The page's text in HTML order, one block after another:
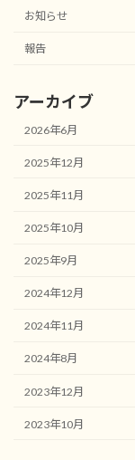
お知らせ
報告
アーカイブ
2026年6月
2025年12月
2025年11月
2025年10月
2025年9月
2024年12月
2024年11月
2024年8月
2023年12月
2023年10月